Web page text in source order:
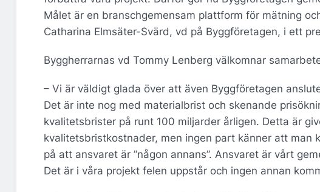
Målet är en branschgemensam plattform för mätning
Catharina Elmsäter-Svärd, vd på Byggföretagen, i ett
Byggherrarnas vd Tommy Lenberg välkomnar
– Vi är väldigt glada över att även Byggföretagen
Det är inte nog med materialbrist och skenande
kvalitetsbrister på runt 100 miljarder årligen. Detta är
kvalitetsbristkostnader, men ingen part känner att man
på att ansvaret är ”någon annans”. Ansvaret är vårt
Det är i våra projekt felen uppstår och ingen annan